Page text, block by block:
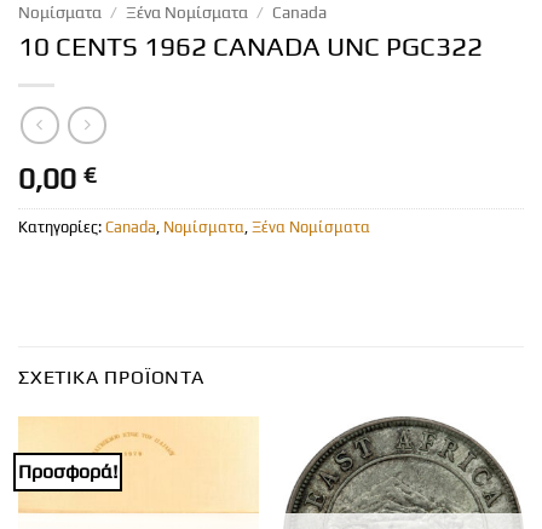
Νομίσματα / Ξένα Νομίσματα / Canada
10 CENTS 1962 CANADA UNC PGC322
0,00 €
Κατηγορίες: Canada, Νομίσματα, Ξένα Νομίσματα
ΣΧΕΤΙΚΆ ΠΡΟΪΌΝΤΑ
Προσφορά!